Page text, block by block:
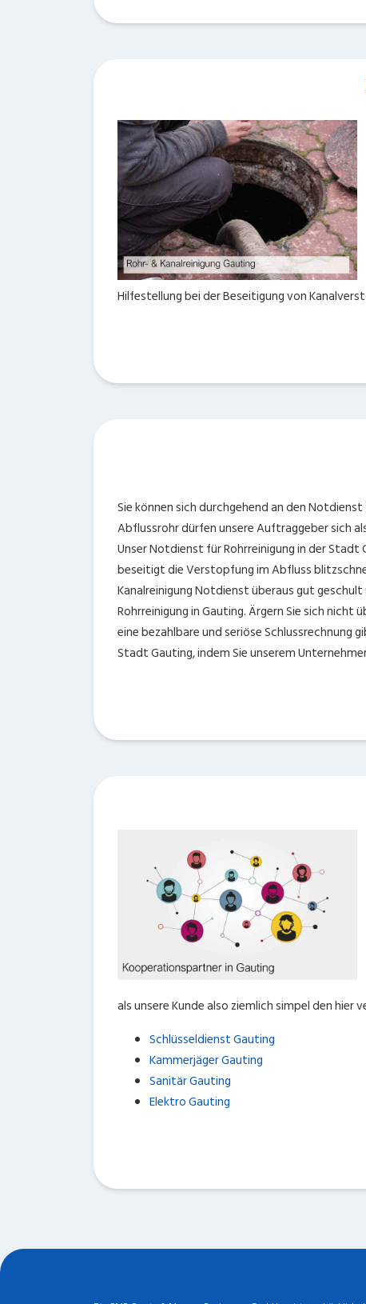
Hilfestellung bei der Beseitigung von
Sie können sich durchgehend an den
Abflussrohr dürfen unsere Auftraggeber sich
Unser Notdienst für Rohrreinigung in der
beseitigt die Verstopfung im Abfluss
Kanalreinigung Notdienst überaus gut
Rohrreinigung in Gauting. Ärgern Sie sich
eine bezahlbare und seriöse Schlussrechnung
Stadt Gauting, indem Sie unserem
als unsere Kunde also ziemlich simpel den
Schlüsseldienst Gauting
Kammerjäger Gauting
Sanitär Gauting
Elektro Gauting